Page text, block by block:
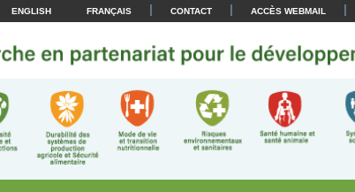
ENGLISH FRANÇAIS | CONTACT | ACCÈS WEBMAIL |